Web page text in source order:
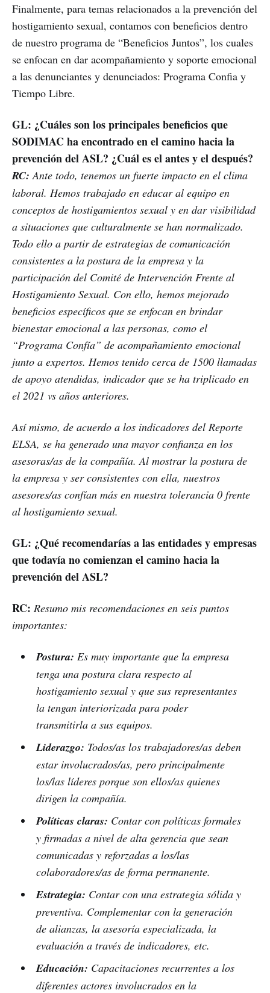
Finalmente, para temas relacionados a la prevención del
hostigamiento sexual, contamos con beneficios dentro
de nuestro programa de “Beneficios Juntos”, los cuales
se enfocan en dar acompañamiento y soporte emocional
a las denunciantes y denunciados: Programa Confia y
Tiempo Libre.
GL: ¿Cuáles son los principales beneficios que
SODIMAC ha encontrado en el camino hacia la
prevención del ASL? ¿Cuál es el antes y el después?
RC:Ante todo, tenemos un fuerte impacto en el clima
laboral. Hemos trabajado en educar al equipo en
conceptos de hostigamientos sexual y en dar visibilidad
a situaciones que culturalmente se han normalizado.
Todo ello a partir de estrategias de comunicación
consistentes a la postura de la empresa y la
participación del Comité de Intervención Frente al
Hostigamiento Sexual. Con ello, hemos mejorado
beneficios específicos que se enfocan en brindar
bienestar emocional a las personas, como el
“Programa Confía” de acompañamiento emocional
junto a expertos. Hemos tenido cerca de 1500 llamadas
de apoyo atendidas, indicador que se ha triplicado en
el 2021 vs años anteriores.
Así mismo, de acuerdo a los indicadores del Reporte
ELSA, se ha generado una mayor confianza en los
asesoras/as de la compañía. Al mostrar la postura de
la empresa y ser consistentes con ella, nuestros
asesores/as confían más en nuestra tolerancia 0 frente
al hostigamiento sexual.
GL: ¿Qué recomendarías a las entidades y empresas
que todavía no comienzan el camino hacia la
prevención del ASL?
RC: Resumo mis recomendaciones en seis puntos
importantes:
Postura: Es muy importante que la empresa
tenga una postura clara respecto al
hostigamiento sexual y que sus representantes
la tengan interiorizada para poder
transmitirla a sus equipos.
Liderazgo: Todos/as los trabajadores/as deben
estar involucrados/as, pero principalmente
los/las líderes porque son ellos/as quienes
dirigen la compañía.
Políticas claras: Contar con políticas formales
y firmadas a nivel de alta gerencia que sean
comunicadas y reforzadas a los/las
colaboradores/as de forma permanente.
Estrategia: Contar con una estrategia sólida y
preventiva. Complementar con la generación
de alianzas, la asesoría especializada, la
evaluación a través de indicadores, etc.
Educación: Capacitaciones recurrentes a los
diferentes actores involucrados en la